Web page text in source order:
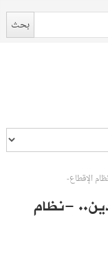
الإقطاع-
-نظام